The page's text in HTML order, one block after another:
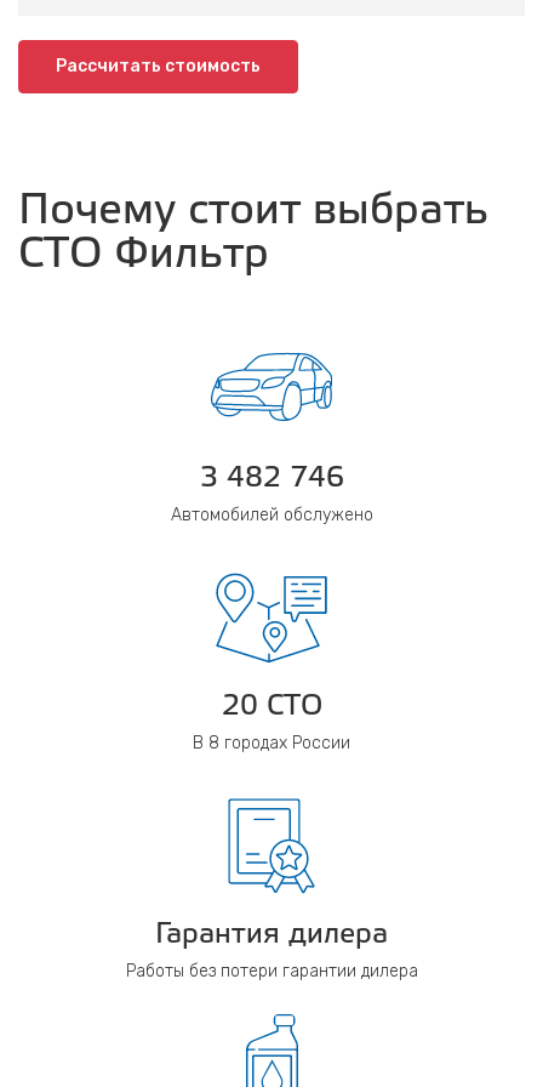
Рассчитать стоимость
Почему стоит выбрать
СТО Фильтр
3 482 746
Автомобилей обслужено
20 СТО
В 8 городах России
Гарантия дилера
Работы без потери гарантии дилера